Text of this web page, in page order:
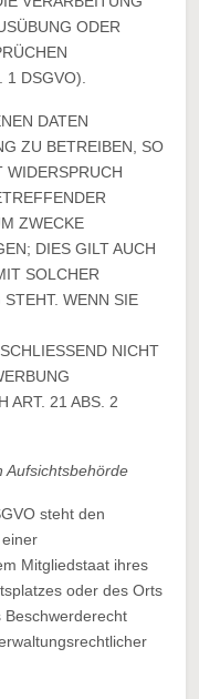
ODER
1 DSGVO).
DATEN
ZU BETREIBEN, SO
WIDERSPRUCH
ZWECKE
DIES GILT AUCH
SOLCHER
WENN SIE
NICHT
ART. 21 ABS. 2
Aufsichts­behörde
steht den
Mitgliedstaat ihres
oder des Orts